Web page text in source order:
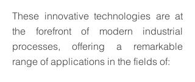
These innovative technologies are at
the forefront of modern industrial
processes, offering a remarkable
range of applications in the fields of: